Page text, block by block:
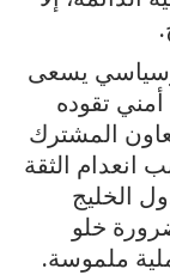
يسعى
أمني تقوده
المشترك
انعدام الثقة
الخليج
خلو
ملموسة.